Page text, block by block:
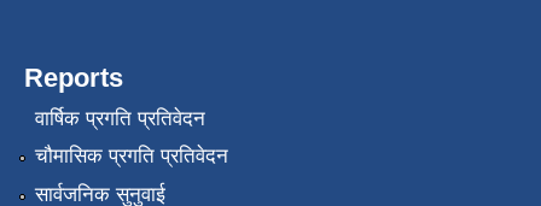
Reports
वार्षिक प्रगति प्रतिवेदन
चौमासिक प्रगति प्रतिवेदन
सार्वजनिक सुनुवाई